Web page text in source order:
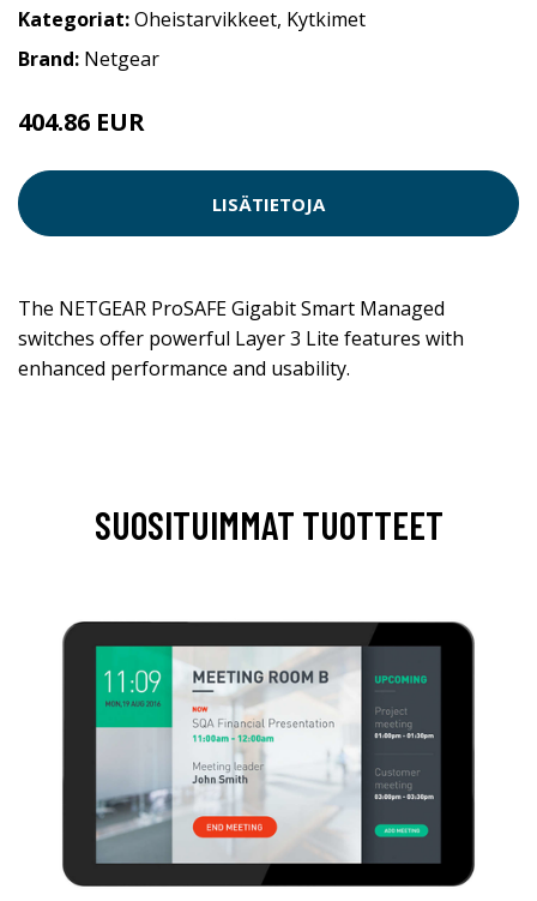
Kategoriat:Oheistarvikkeet, Kytkimet
Brand: Netgear
404.86 EUR
LISÄTIETOJA
The NETGEAR ProSAFE Gigabit Smart Managed
switches offer powerful Layer 3 Lite features with
enhanced performance and usability.
SUOSITUIMMAT TUOTTEET